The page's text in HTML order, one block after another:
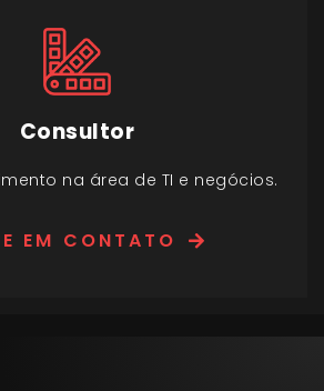
Consultor
na área de TI e negócios.
EM CONTATO